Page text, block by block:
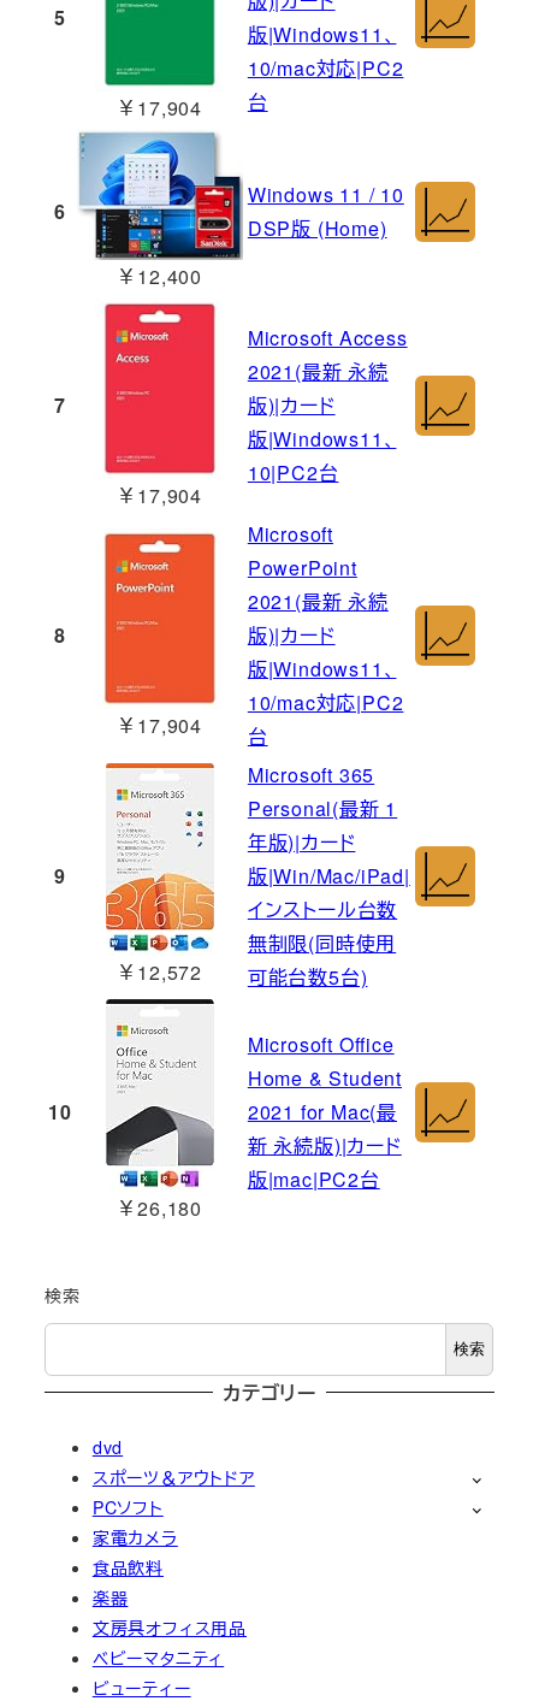
5
￥17,904
版|Windows11、
10/mac対応|PC2
台
6
￥12,400
Windows 11 / 10
DSP版 (Home)
7
￥17,904
Microsoft Access
2021(最新 永続
版)|カード
版|Windows11、
10|PC2台
8
￥17,904
Microsoft
PowerPoint
2021(最新 永続
版)|カード
版|Windows11、
10/mac対応|PC2
台
9
￥12,572
Microsoft 365
Personal(最新 1
年版)|カード
版|Win/Mac/iPad|
インストール台数
無制限(同時使用
可能台数5台)
10
￥26,180
Microsoft Office
Home & Student
2021 for Mac(最
新 永続版)|カード
版|mac|PC2台
検索
検索
カテゴリー
dvd
スポーツ＆アウトドア
PCソフト
家電カメラ
食品飲料
楽器
文房具オフィス用品
ベビーマタニティ
ビューティー